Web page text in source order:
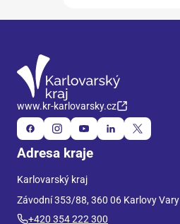
www.kr-karlovarsky.cz
Adresa kraje
Karlovarský kraj
Závodní 353/88, 360 06 Karlovy Vary
+420 354 222 300